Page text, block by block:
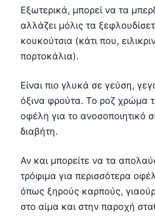
Εξωτερικά, μπορεί να τα
αλλάζει μόλις τα
κουκούτσια (κάτι που,
πορτοκάλια).
Είναι πιο γλυκά σε γεύση,
όξινα φρούτα. Το ροζ χρώμα
οφέλη για το ανοσοποιητικό
διαβήτη.
Αν και μπορείτε να τα
τρόφιμα για περισσότερα
όπως ξηρούς καρπούς,
στο αίμα και στην παροχή